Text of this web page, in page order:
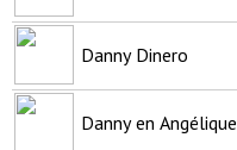
Danny Dinero
Danny en Angélique